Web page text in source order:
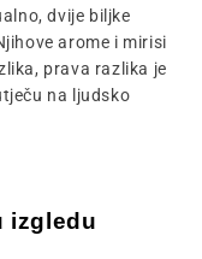
dvije biljke
arome i mirisi
prava razlika je
na ljudsko
izgledu